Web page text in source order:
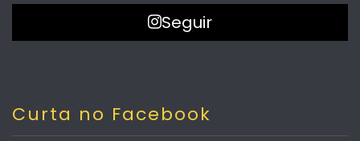
Seguir
Curta no Facebook